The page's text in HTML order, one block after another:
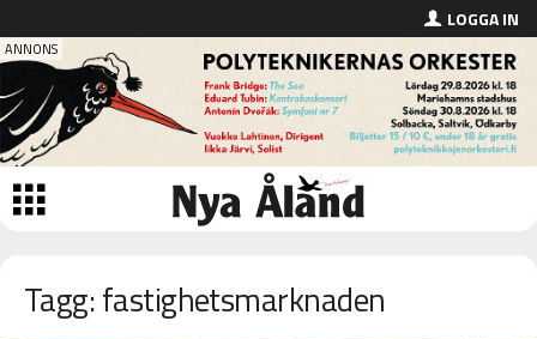
LOGGA IN
Tagg: fastighetsmarknaden